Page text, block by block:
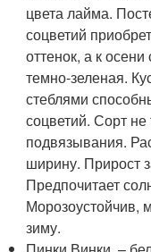
цвета лайма.
соцветий
оттенок, а к
темно-зеленая.
стеблями
соцветий. Сорт
подвязывания.
ширину. Прирост
Предпочитает
Морозоустойчив,
зиму.